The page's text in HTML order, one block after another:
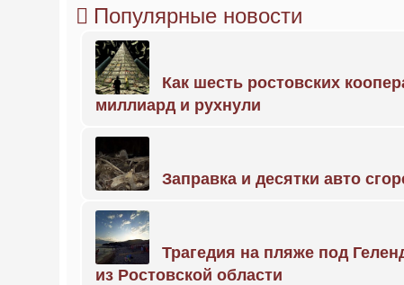
Популярные новости
Как шесть ростовских
миллиард и рухнули
Заправка и десятки авто
Трагедия на пляже под
из Ростовской области